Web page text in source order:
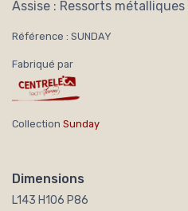
Assise : Ressorts métalliques
Référence : SUNDAY
Fabriqué par
Collection Sunday
Dimensions
L143 H106 P86